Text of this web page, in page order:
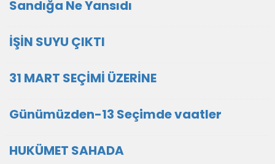
Sandığa Ne Yansıdı
İŞİN SUYU ÇIKTI
31 MART SEÇİMİ ÜZERİNE
Günümüzden-13 Seçimde vaatler
HUKÜMET SAHADA